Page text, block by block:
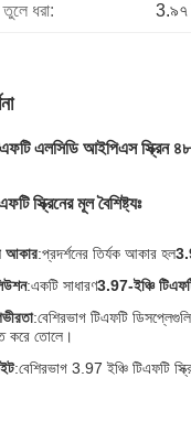
তুলে ধরা: 3.৯৭
এলসিডি আইপিএস স্ক্রিন
স্ক্রিনের মূল বৈশিষ্ট্যঃ
আকার:প্রদর্শনের তির্যক আকার হল
:একটি সাধারণ3.97-ইঞ্চি
:বেশিরভাগ টিএফটি
করে তোলে।
:বেশিরভাগ 3.97 ইঞ্চি টিএফটি